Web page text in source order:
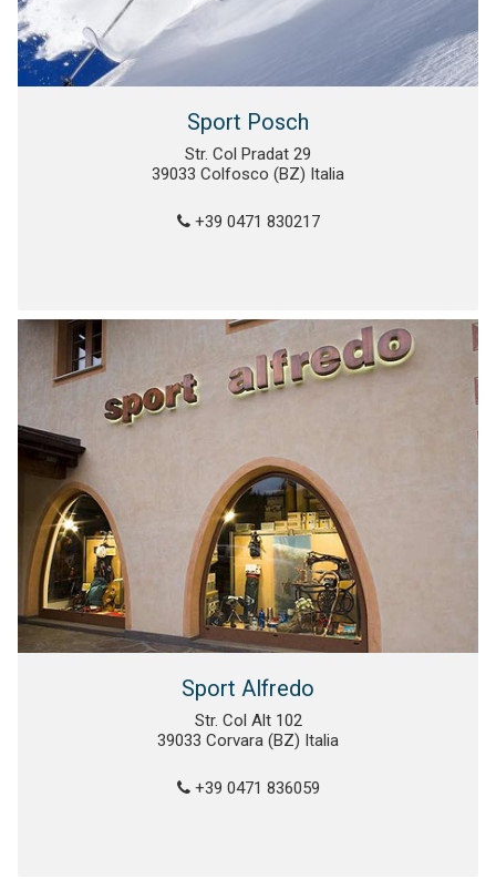
Sport Posch
Str. Col Pradat 29
39033 Colfosco (BZ) Italia
+39 0471 830217
Sport Alfredo
Str. Col Alt 102
39033 Corvara (BZ) Italia
+39 0471 836059